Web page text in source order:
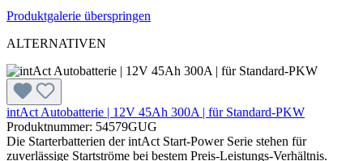
Produktgalerie überspringen
ALTERNATIVEN
intAct Autobatterie | 12V 45Ah 300A | für Standard-PKW
Produktnummer: 54579GUG
Die Starterbatterien der intAct Start-Power Serie stehen für
zuverlässige Startströme bei bestem Preis-Leistungs-Verhältnis.